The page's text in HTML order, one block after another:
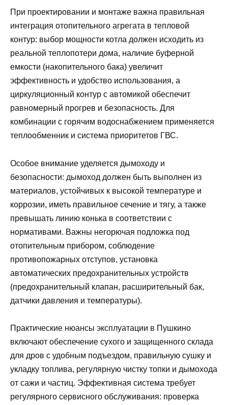
При проектировании и монтаже важна правильная
интеграция отопительного агрегата в тепловой
контур: выбор мощности котла должен исходить из
реальной теплопотери дома, наличие буферной
емкости (накопительного бака) увеличит
эффективность и удобство использования, а
циркуляционный контур с автомикой обеспечит
равномерный прогрев и безопасность. Для
комбинации с горячим водоснабжением применяется
теплообменник и система приоритетов ГВС.
Особое внимание уделяется дымоходу и
безопасности: дымоход должен быть выполнен из
материалов, устойчивых к высокой температуре и
коррозии, иметь правильное сечение и тягу, а также
превышать линию конька в соответствии с
нормативами. Важны негорючая подложка под
отопительным прибором, соблюдение
противопожарных отступов, установка
автоматических предохранительных устройств
(предохранительный клапан, расширительный бак,
датчики давления и температуры).
Практические нюансы эксплуатации в Пушкино
включают обеспечение сухого и защищенного склада
для дров с удобным подъездом, правильную сушку и
укладку топлива, регулярную чистку топки и дымохода
от сажи и частиц. Эффективная система требует
регулярного сервисного обслуживания: проверка